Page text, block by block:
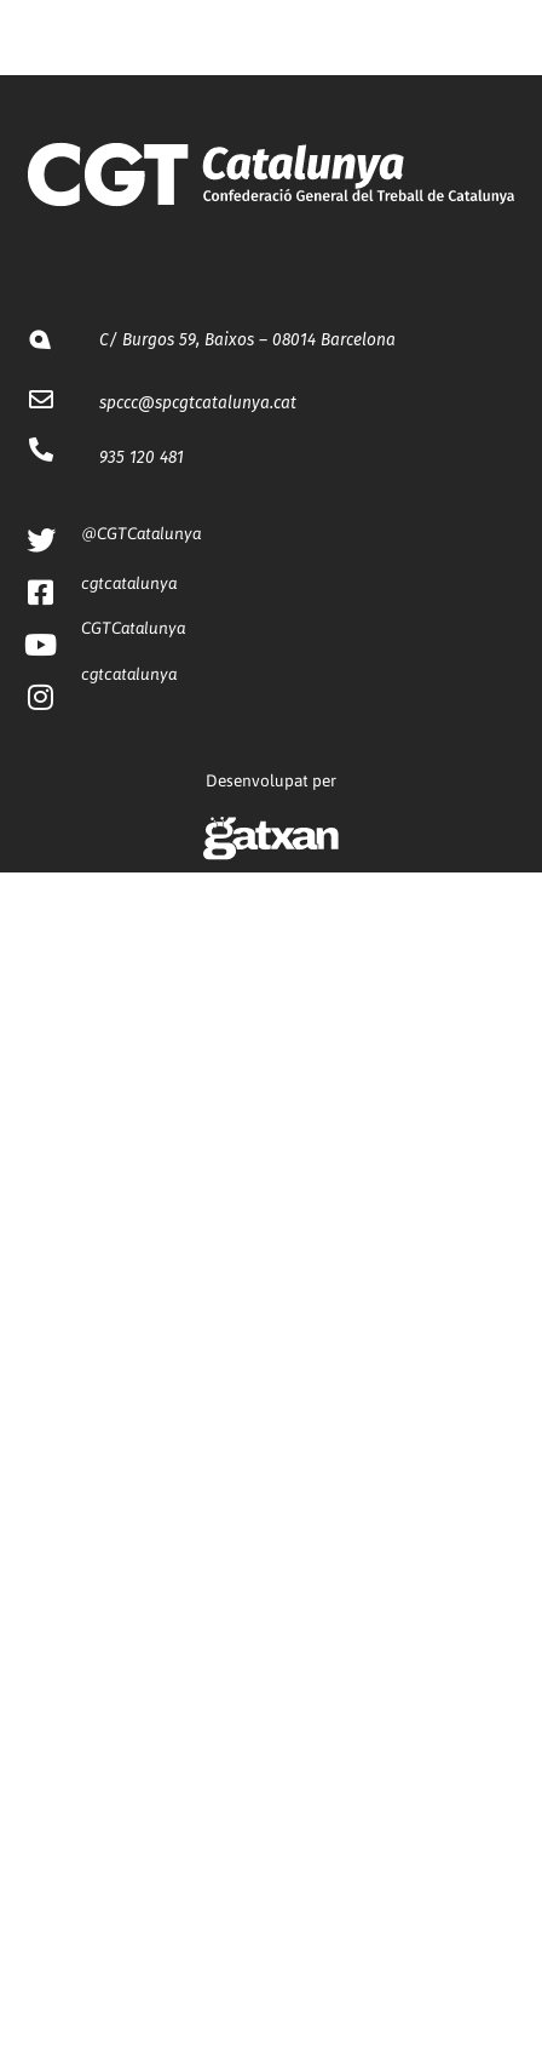
C/ Burgos 59, Baixos – 08014 Barcelona
spccc@spcgtcatalunya.cat
935 120 481
@CGTCatalunya
cgtcatalunya
CGTCatalunya
cgtcatalunya
Desenvolupat per